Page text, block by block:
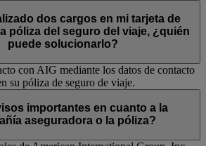
dos cargos en mi tarjeta de
póliza del seguro del viaje, ¿quién
puede solucionarlo?
con AIG mediante los datos de contacto
su póliza de seguro de viaje.
importantes en cuanto a la
aseguradora o la póliza?